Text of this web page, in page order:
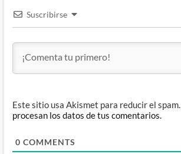
Suscribirse
Este sitio usa Akismet para reducir el spam.
procesan los datos de tus comentarios.
0 COMMENTS